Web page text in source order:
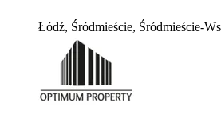
Łódź, Śródmieście, Śródmieście-